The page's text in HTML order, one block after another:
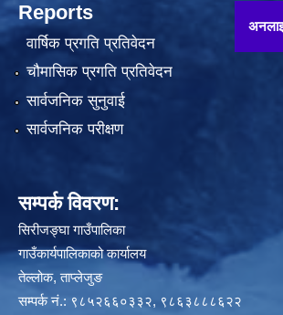
अनलाइन
Reports
वार्षिक प्रगति प्रतिवेदन
चौमासिक प्रगति प्रतिवेदन
सार्वजनिक सुनुवाई
सार्वजनिक परीक्षण
सम्पर्क विवरण:
सिरीजङ्घा गाउँपालिका
गाउँकार्यपालिकाको कार्यालय
तेल्लोक, ताप्लेजुङ
सम्पर्क नं.: ९८५२६६०३३२, ९८६३८८८६२२